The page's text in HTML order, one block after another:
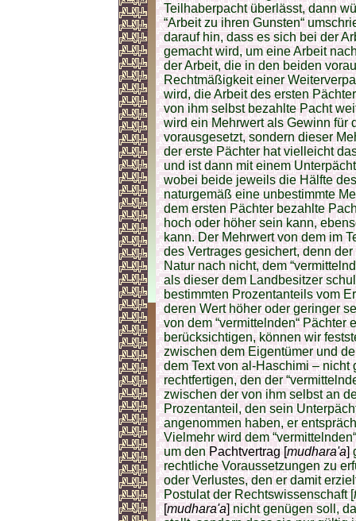
Teilhaberpacht überlässt, dann
“Arbeit zu ihren Gunsten“
darauf hin, dass es sich bei der
gemacht wird, um eine Arbeit
der Arbeit, die in den beiden
Rechtmäßigkeit einer
wird, die Arbeit des ersten
von ihm selbst bezahlte Pacht
wird ein Mehrwert als Gewinn für
vorausgesetzt, sondern dieser
der erste Pächter hat vielleicht
und ist dann mit einem
wobei beide jeweils die Hälfte
naturgemäß eine unbestimmte
dem ersten Pächter bezahlte
hoch oder höher sein kann,
kann. Der Mehrwert von dem im
des Vertrages gesichert, denn
Natur nach nicht, dem
als dieser dem Landbesitzer
bestimmten Prozentanteils vom
deren Wert höher oder geringer
von dem “vermittelnden“
berücksichtigen, können wir
zwischen dem Eigentümer und
dem Text von al-Haschimi – nicht
rechtfertigen, den der
zwischen der von ihm selbst an
Prozentanteil, den sein
angenommen haben, er
Vielmehr wird dem
um denPachtvertrag [mudhara'a]
rechtliche Voraussetzungen zu
oder Verlustes, den er damit
Postulat der Rechtswissenschaft [
[mudhara'a]nicht genügen soll,